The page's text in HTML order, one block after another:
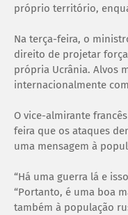
próprio território,
Na terça-feira, o
direito de projetar
própria Ucrânia. Alvos
internacionalmente
O vice-almirante
feira que os ataques
uma mensagem à
“Há uma guerra lá e
“Portanto, é uma boa
também à população